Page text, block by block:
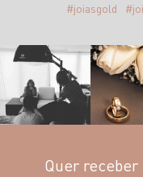
#joiasgold
Quer